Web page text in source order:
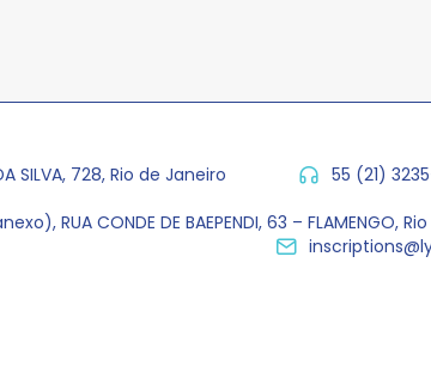
SILVA, 728, Rio de Janeiro
55 (21)
RUA CONDE DE BAEPENDI, 63 – FLAMENGO,